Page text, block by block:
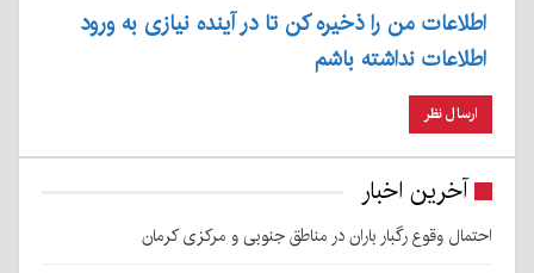
اطلاعات من را ذخیره کن تا در آینده نیازی به ورود
اطلاعات نداشته باشم
آخرین اخبار
احتمال وقوع رگبار باران در مناطق جنوبی و مرکزی کرمان